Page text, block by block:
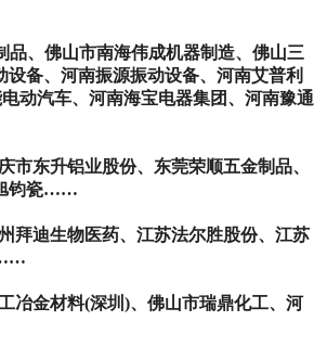
品、佛山市南海伟成机器制造、佛山三
备、河南振源振动设备、河南艾普利
动汽车、河南海宝电器集团、河南豫通
市东升铝业股份、东莞荣顺五金制品、
钧瓷……
拜迪生物医药、江苏法尔胜股份、江苏
……
冶金材料(深圳 )、佛山市瑞鼎化工、河